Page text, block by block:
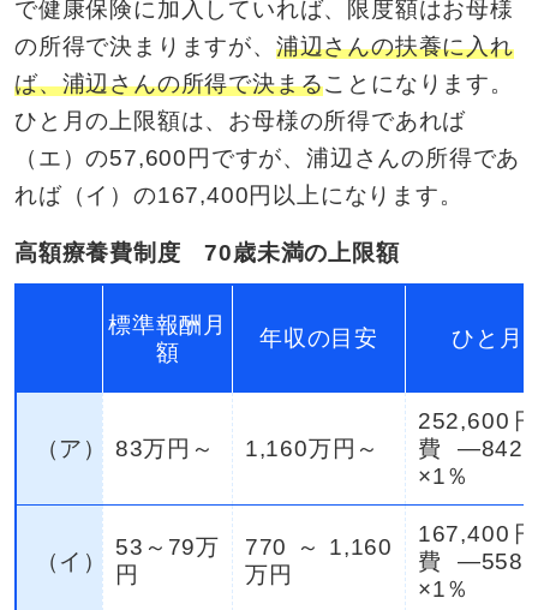
で健康保険に加入していれば、限度額はお母様
の所得で決まりますが、 浦辺さんの扶養に入れ
ば、浦辺さんの所得で決まることになります。
ひと月の上限額は、お母様の所得であれば
（エ）の57,600円ですが、浦辺さんの所得であ
れば（イ）の167,400円以上になります。
高額療養費制度 70歳未満の上限額
標準報酬月
額
年収の目安 ひと月
（ア） 83万円～ 1,160万円～
252,600
費
×1％
（イ）
53～79万
円
770～1,160
万円
167,400
費
×1％